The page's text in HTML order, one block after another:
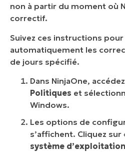
non à partir du moment où
correctif.
Suivez ces instructions
automatiquement les
de jours spécifié.
Dans NinjaOne,
Politiques et
Windows.
Les options de
s’affichent. Cliquez sur
système d’exploitation